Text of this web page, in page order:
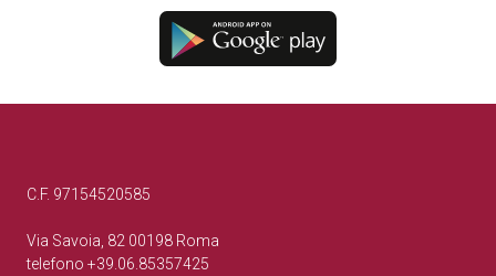
C.F. 97154520585
Via Savoia, 82 00198 Roma
telefono +39.06.85357425